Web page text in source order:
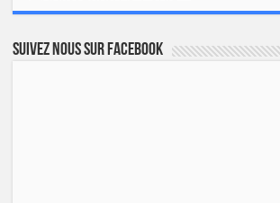
Suivez nous sur Facebook